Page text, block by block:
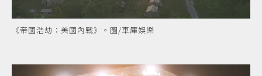
《帝國浩劫：美國內戰》。圖/車庫娛樂